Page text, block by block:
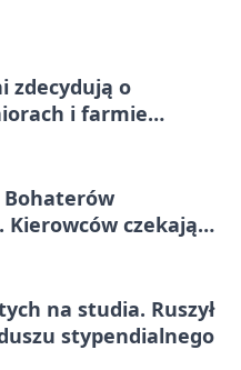
zdecydują o
i farmie
czekają
na studia. Ruszył
stypendialnego